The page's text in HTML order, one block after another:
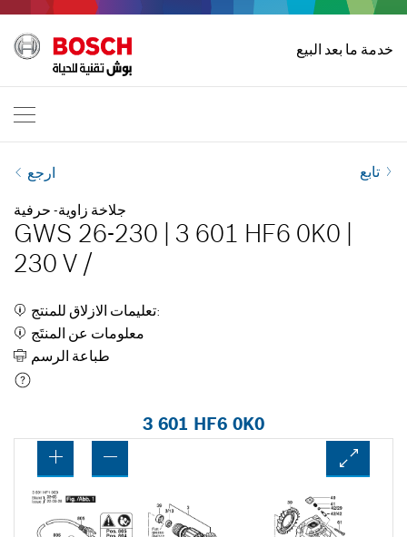
خدمة ما بعد البيع
الصفحة الرئيسية
أدوات بوش الكهربائية الاافية
FR | Français
RU | русский
AR | عربي
ارجع تابع
جلاخة زاوية- حرفية
GWS 26-230 3 601 HF6 0K0
230 V /
تعليمات الازلاق للمنتج:
معلومات عن المنتَج
طباعة الرسم
3 601 HF6 0K0